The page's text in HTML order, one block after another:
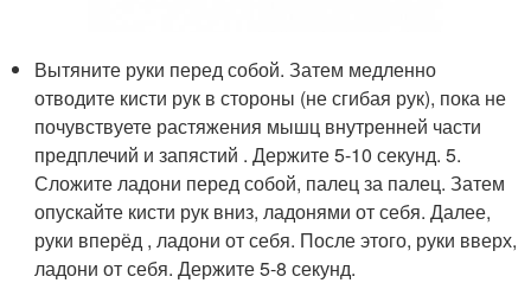
Вытяните руки перед собой. Затем медленно
отводите кисти рук в стороны (не сгибая рук), пока не
почувствуете растяжения мышц внутренней части
предплечий и запястий . Держите 5-10 секунд. 5.
Сложите ладони перед собой, палец за палец. Затем
опускайте кисти рук вниз, ладонями от себя. Далее,
руки вперёд , ладони от себя. После этого, руки вверх,
ладони от себя. Держите 5-8 секунд.